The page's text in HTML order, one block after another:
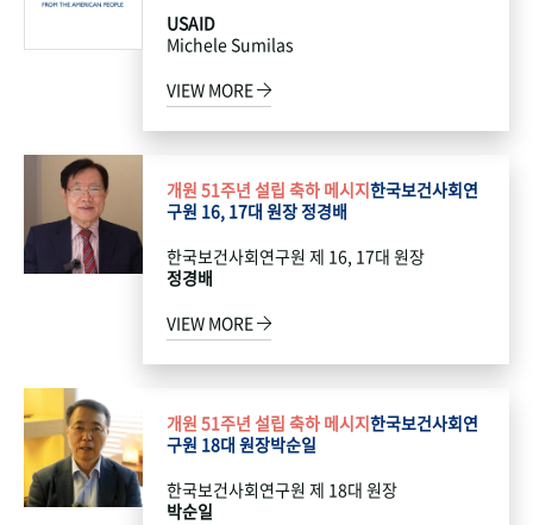
USAID
Michele Sumilas
VIEW MORE
개원 51주년 설립 축하 메시지한국보건사회연
구원 16, 17대 원장 정경배
한국보건사회연구원 제 16, 17대 원장
정경배
VIEW MORE
개원 51주년 설립 축하 메시지한국보건사회연
구원 18대 원장박순일
한국보건사회연구원 제 18대 원장
박순일